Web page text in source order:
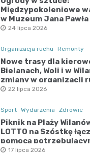
Międzypokoleniowe
w Muzeum Jana Pawła
24 lipca 2026
Organizacja ruchu Remonty
Nowe trasy dla
Bielanach, Woli i w
zmiany w organizacji
22 lipca 2026
Sport Wydarzenia Zdrowie
Piknik na Plaży
LOTTO na Szóstkę
pomocą
17 lipca 2026